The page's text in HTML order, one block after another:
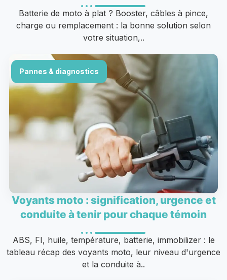
Batterie de moto à plat ? Booster, câbles à pince,
charge ou remplacement : la bonne solution selon
votre situation,..
Pannes & diagnostics
Voyants moto : signification, urgence et
conduite à tenir pour chaque témoin
ABS, FI, huile, température, batterie, immobilizer : le
tableau récap des voyants moto, leur niveau d'urgence
et la conduite à..